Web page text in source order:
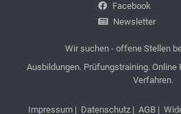
Facebook
Newsletter
Wir suchen - offene Stellen
Ausbildungen. Prüfungstraining. Online
Verfahren.
Impressum| Datenschutz| AGB|